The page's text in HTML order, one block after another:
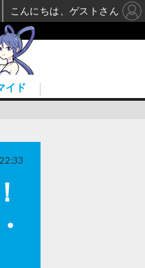
イド
こんにちは、ゲストさん